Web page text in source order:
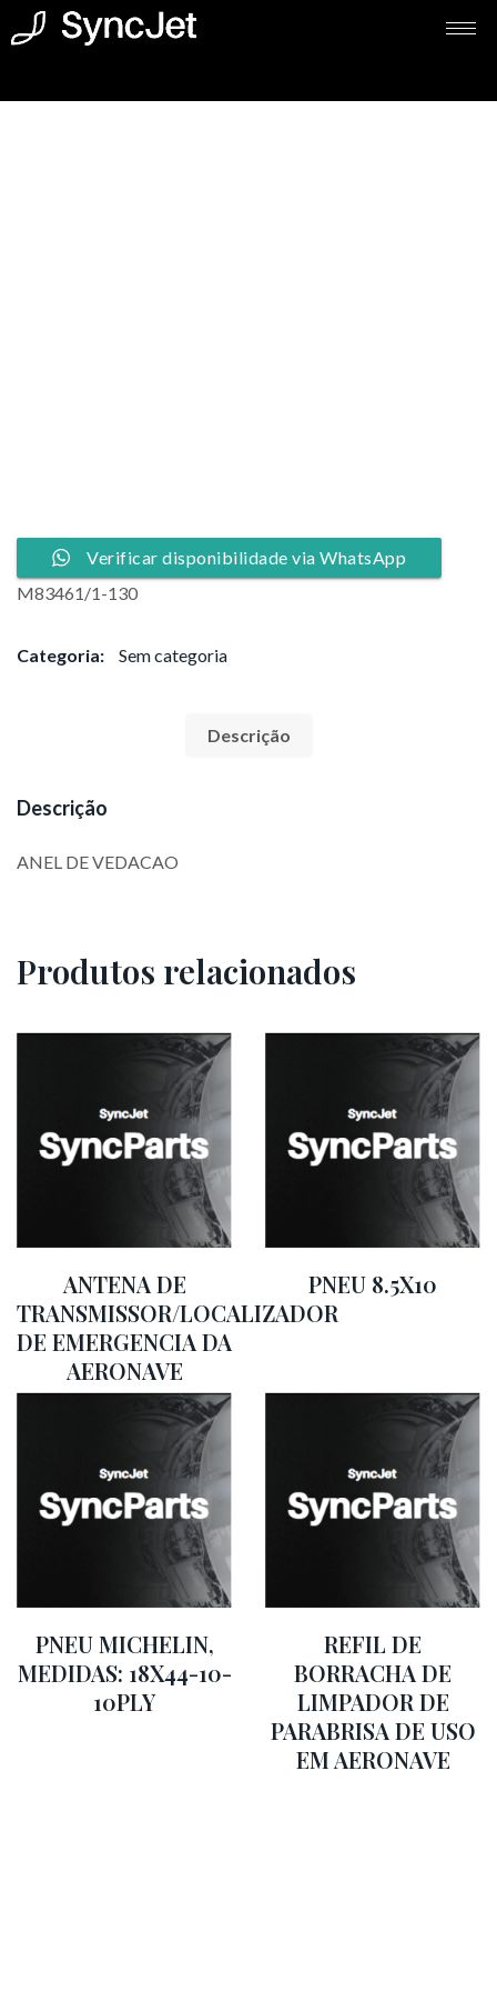
Verificar disponibilidade via WhatsApp
M83461/1-130
Categoria: Sem categoria
Descrição
Descrição
ANEL DE VEDACAO
Produtos relacionados
ANTENA DE
TRANSMISSOR/LOCALIZADOR
DE EMERGENCIA DA
AERONAVE
PNEU 8.5X10
PNEU MICHELIN,
MEDIDAS: 18X44-10-
10PLY
REFIL DE
BORRACHA DE
LIMPADOR DE
PARABRISA DE USO
EM AERONAVE